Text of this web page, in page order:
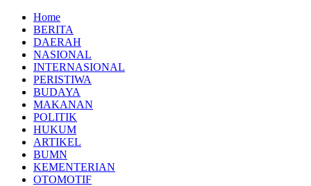
Home
BERITA
DAERAH
NASIONAL
INTERNASIONAL
PERISTIWA
BUDAYA
MAKANAN
POLITIK
HUKUM
ARTIKEL
BUMN
KEMENTERIAN
OTOMOTIF